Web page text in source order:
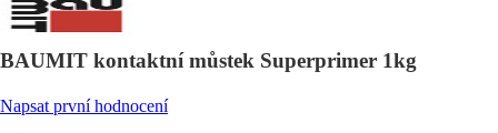
BAUMIT kontaktní můstek Superprimer 1kg
Napsat první hodnocení